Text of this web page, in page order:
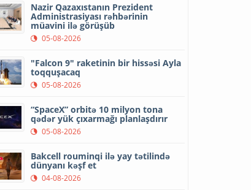
Nazir Qazaxıstanın Prezident
Administrasiyası rəhbərinin
müavini ilə görüşüb
05-08-2026
"Falcon 9" raketinin bir hissəsi Ayla
toqquşacaq
05-08-2026
“SpaceX” orbitə 10 milyon tona
qədər yük çıxarmağı planlaşdırır
05-08-2026
Bakcell rouminqi ilə yay tətilində
dünyanı kəşf et
04-08-2026